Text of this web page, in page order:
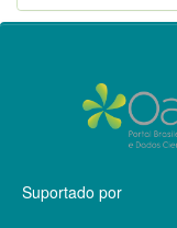
Suportado por